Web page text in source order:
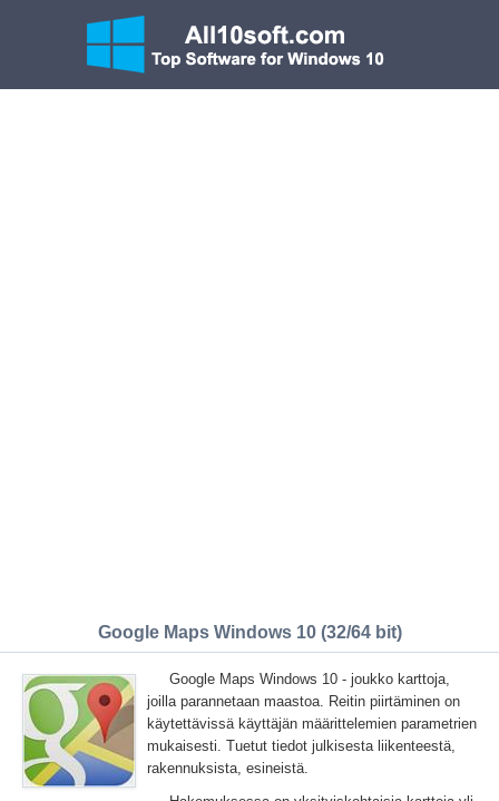
Google Maps Windows 10 (32/64 bit)
Google Maps Windows 10 - joukko karttoja,
joilla parannetaan maastoa. Reitin piirtäminen on
käytettävissä käyttäjän määrittelemien parametrien
mukaisesti. Tuetut tiedot julkisesta liikenteestä,
rakennuksista, esineistä.